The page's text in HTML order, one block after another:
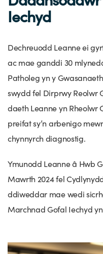
Ein blaenoriaethau
Tystebau
Ymuno â'n tîm
Gwybodaeth y sector
Partneriaethau
Cyfeiriadur Arloesedd
Cylchlythyrau sector
Adroddiadau ar
Prosiectau Arloesi
Astudiaethau Achos
Fideos Astudiaethau
Cysylltwch
Ein ffurflen ymholiad
Ein cylchlythyr
Cyflwyno astudiaeth
Cyflwyno stori
Digwyddiadau
Newyddion
Blogiau
Iechyd
Dechreuodd Leanne ei
ac mae ganddi 30
Patholeg yn y
swydd fel Dirprwy Reolwr
daeth Leanne yn Rheolwr
preifat sy’n arbenigo
chynnyrch diagnostig.
Ymunodd Leanne â Hwb
Mawrth 2024 fel
ddiweddar mae wedi
Marchnad Gofal Iechyd